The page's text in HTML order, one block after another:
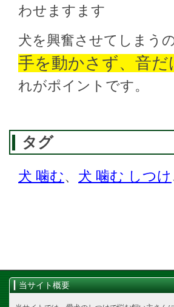
わせますます
犬を興奮させてしまう
手を動かさず、音
れがポイントです。
タグ
犬 噛む、 犬 噛む しつけ
当サイト概要